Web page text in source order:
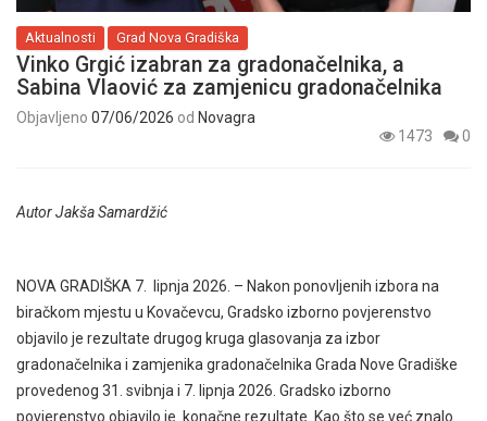
Aktualnosti Grad Nova Gradiška
Vinko Grgić izabran za gradonačelnika, a
Sabina Vlaović za zamjenicu gradonačelnika
Objavljeno 07/06/2026 od Novagra
1473
0
Autor Jakša Samardžić
NOVA GRADIŠKA 7. lipnja 2026. – Nakon ponovljenih izbora na
biračkom mjestu u Kovačevcu, Gradsko izborno povjerenstvo
objavilo je rezultate drugog kruga glasovanja za izbor
gradonačelnika i zamjenika gradonačelnika Grada Nove Gradiške
provedenog 31. svibnja i 7. lipnja 2026. Gradsko izborno
povjerenstvo objavilo je konačne rezultate. Kao što se već znalo